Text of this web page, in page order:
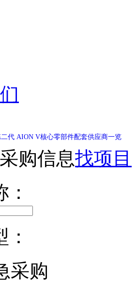
SU7核心零部件配套供应商一览
二代 AION V核心零部件配套供应商一览
SU7核心零部件配套供应商一览
代 AION V核心零部件配套供应商一览
购信息找项目
采购